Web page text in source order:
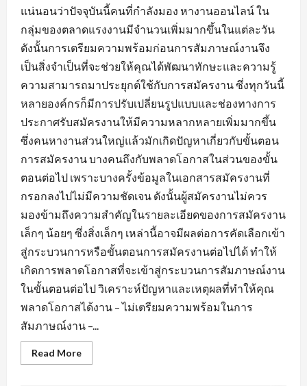
แน่นอนว่าปัจจุบันนี้คนที่กำลังมอง หางานออนไลน์ ใน
กลุ่มของตลาดแรงงานมีจำนวนเพิ่มมากขึ้นในแต่ละวัน
ดังนั้นการเตรียมความพร้อมก่อนการสัมภาษณ์งานจึง
เป็นสิ่งจำเป็นที่จะช่วยให้คุณได้พัฒนาทักษะและความรู้
ความสามารถมาประยุกต์ใช้กับการสมัครงาน ซึ่งทุกวันนี้
หลายองค์กรก็มีการปรับเปลี่ยนรูปแบบและช่องทางการ
ประกาศรับสมัครงานให้มีความหลากหลายเพิ่มมากขึ้น
ซึ่งคนหางานส่วนใหญ่แล้วมักเกิดปัญหาเกี่ยวกับขั้นตอน
การสมัครงาน บางคนถึงกับพลาดโอกาสในส่วนของขั้น
ตอนต่อไป เพราะบางครั้งข้อมูลในเอกสารสมัครงานที่
กรอกลงไปไม่มีความชัดเจน ดังนั้นผู้สมัครงานไม่ควร
มองข้ามถึงความสำคัญในรายละเอียดของการสมัครงาน
เล็กๆ น้อยๆ ซึ่งสิ่งเล็กๆ เหล่านี้อาจมีผลต่อการคัดเลือกเข้า
สู่กระบวนการหรือขั้นตอนการสมัครงานต่อไปได้ ทำให้
เกิดการพลาดโอกาสที่จะเข้าสู่กระบวนการสัมภาษณ์งาน
ในขั้นตอนต่อไป วิเคราะห์ปัญหาและเหตุผลที่ทำให้คุณ
พลาดโอกาสได้งาน – ไม่เตรียมความพร้อมในการ
สัมภาษณ์งาน –...
Read MoreRead
more